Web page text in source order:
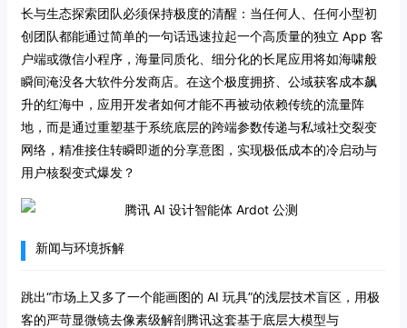
长与生态探索团队必须保持极度的清醒：当任何人、任何小型初
创团队都能通过简单的一句话迅速拉起一个高质量的独立 App 客
户端或微信小程序，海量同质化、细分化的长尾应用将如海啸般
瞬间淹没各大软件分发商店。在这个极度拥挤、公域获客成本飙
升的红海中，应用开发者如何才能不再被动依赖传统的流量阵
地，而是通过重塑基于系统底层的跨端参数传递与私域社交裂变
网络，精准接住转瞬即逝的分享意图，实现极低成本的冷启动与
用户核裂变式爆发？
新闻与环境拆解
跳出“市场上又多了一个能画图的 AI 玩具”的浅层技术盲区，用极
客的严苛显微镜去像素级解剖腾讯这套基于底层大模型与